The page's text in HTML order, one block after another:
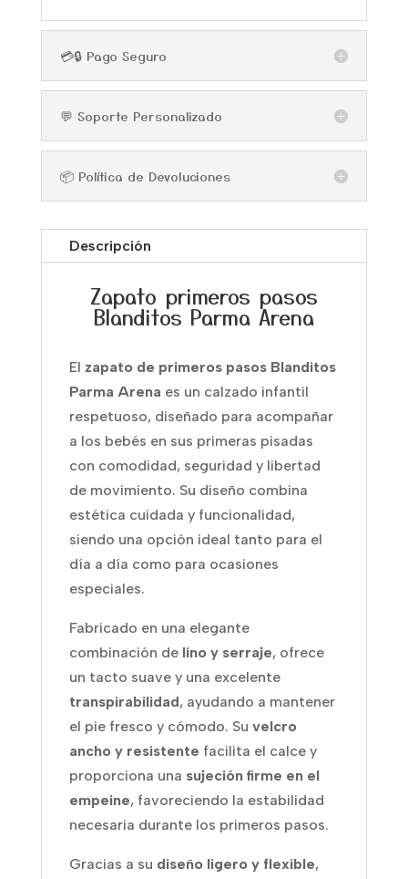
💳🔒 Pago Seguro
💬 Soporte Personalizado
📦 Política de Devoluciones
Descripción
Zapato primeros pasos
Blanditos Parma Arena
El zapato de primeros pasos Blanditos
Parma Arena es un calzado infantil
respetuoso, diseñado para acompañar
a los bebés en sus primeras pisadas
con comodidad, seguridad y libertad
de movimiento. Su diseño combina
estética cuidada y funcionalidad,
siendo una opción ideal tanto para el
día a día como para ocasiones
especiales.
Fabricado en una elegante
combinación de lino y serraje, ofrece
un tacto suave y una excelente
transpirabilidad, ayudando a mantener
el pie fresco y cómodo. Su velcro
ancho y resistente facilita el calce y
proporciona una sujeción firme en el
empeine, favoreciendo la estabilidad
necesaria durante los primeros pasos.
Gracias a su diseño ligero y flexible,